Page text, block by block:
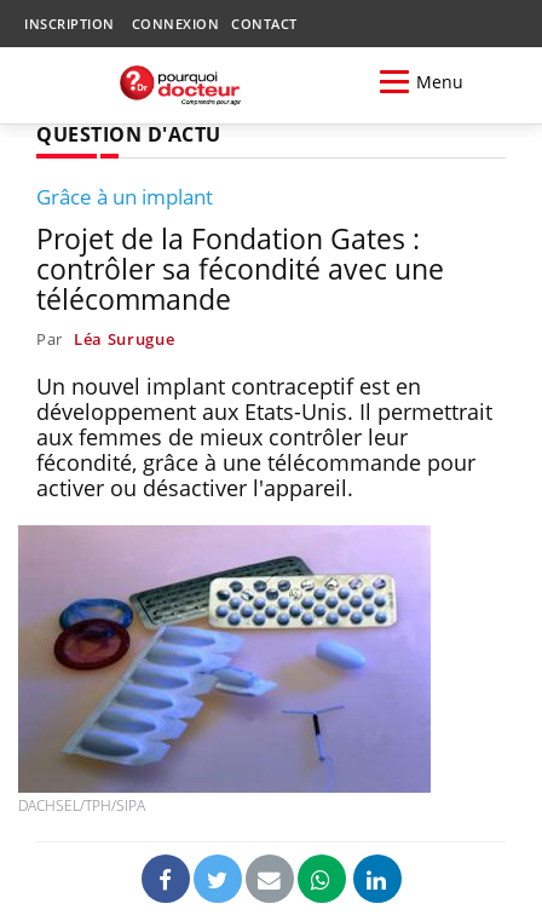
INSCRIPTION CONNEXION CONTACT
Menu
QUESTION D'ACTU
Grâce à un implant
Projet de la Fondation Gates :
contrôler sa fécondité avec une
télécommande
Par Léa Surugue
Un nouvel implant contraceptif est en
développement aux Etats-Unis. Il permettrait
aux femmes de mieux contrôler leur
fécondité, grâce à une télécommande pour
activer ou désactiver l'appareil.
DACHSEL/TPH/SIPA